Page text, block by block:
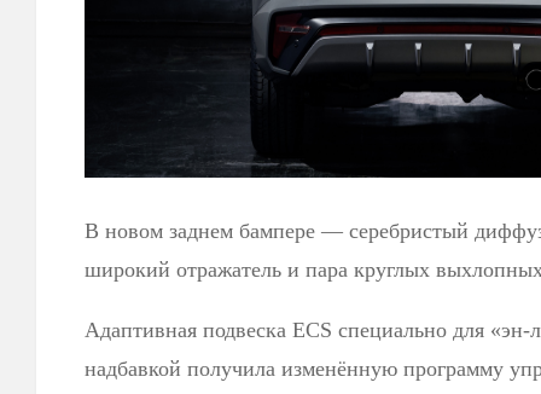
В новом заднем бампере — серебристый
широкий отражатель и пара круглых
Адаптивная подвеска ECS специально для «эн-
надбавкой получила изменённую программу